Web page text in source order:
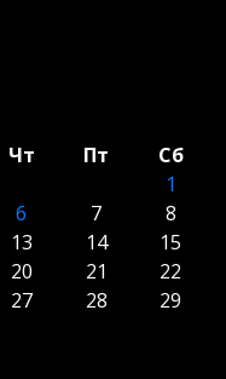
Чт Пт
Сб
1
6 7
8
13 14
15
20 21
22
27 28
29